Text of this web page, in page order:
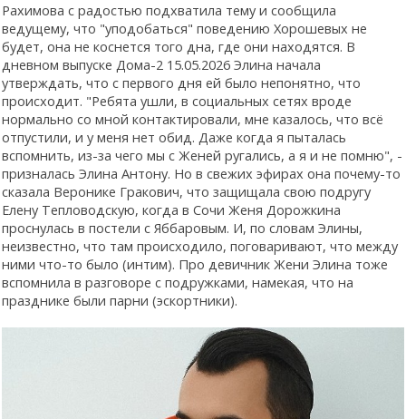
Рахимова с радостью подхватила тему и сообщила
ведущему, что "уподобаться" поведению Хорошевых не
будет, она не коснется того дна, где они находятся. В
дневном выпуске Дома-2 15.05.2026 Элина начала
утверждать, что с первого дня ей было непонятно, что
происходит. "Ребята ушли, в социальных сетях вроде
нормально со мной контактировали, мне казалось, что всё
отпустили, и у меня нет обид. Даже когда я пыталась
вспомнить, из-за чего мы с Женей ругались, а я и не помню", -
призналась Элина Антону. Но в свежих эфирах она почему-то
сказала Веронике Гракович, что защищала свою подругу
Елену Тепловодскую, когда в Сочи Женя Дорожкина
проснулась в постели с Яббаровым. И, по словам Элины,
неизвестно, что там происходило, поговаривают, что между
ними что-то было (интим). Про девичник Жени Элина тоже
вспомнила в разговоре с подружками, намекая, что на
празднике были парни (эскортники).